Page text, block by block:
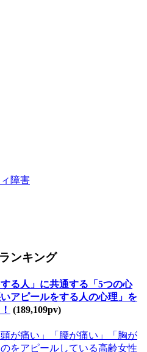
障害
ンキング
る人」に共通する「5つの心
アピールをする人の心理」を
(189,109pv)